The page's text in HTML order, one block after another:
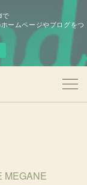
で
ームページやブログをつ
MEGANE